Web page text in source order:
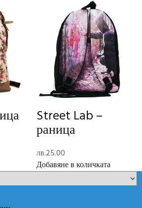
Раници,Ученически пособия
Street Lab –
раница
лв.25.00
Добавяне в количката